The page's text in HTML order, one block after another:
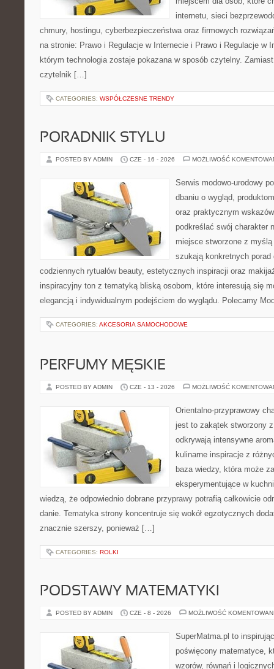
internetu, sieci
chmury, hostingu, cyberbezpieczeństwa oraz firmowych
na stronie: Prawo i Regulacje w Internecie i Prawo i Regulacje w
którym technologia zostaje pokazana w sposób czytelny.
czytelnik […]
CATEGORIES: WSPÓŁCZESNE TRENDY
PORADNIK STYLU
POSTED BY ADMIN CZE - 16 - 2026 MOŻLIWOŚĆ
Serwis modowo-urodowy
dbaniu o wygląd,
oraz praktycznym
podkreślać swój charakter
miejsce stworzone z
szukają konkretnych
codziennych rytuałów beauty, estetycznych inspiracji oraz
inspiracyjny ton z tematyką bliską osobom, które interesują się
elegancją i indywidualnym podejściem do wyglądu. Polecamy
CATEGORIES: AKCESORIA SAMOCHODOWE
PERFUMY MĘSKIE
POSTED BY ADMIN CZE - 13 - 2026 MOŻLIWOŚĆ
Orientalno-przyprawowy
jest to zakątek stworzony
odkrywają intensywne
kulinarne inspiracje z
baza wiedzy, która może
eksperymentujące w
wiedzą, że odpowiednio dobrane przyprawy potrafią całkowicie
danie. Tematyka strony koncentruje się wokół egzotycznych
znacznie szerszy, ponieważ […]
CATEGORIES: ROLKI
PODSTAWY MATEMATYKI
POSTED BY ADMIN CZE - 8 - 2026 MOŻLIWOŚĆ
SuperMatma.pl to
poświęcony matematyce,
wzorów, równań i